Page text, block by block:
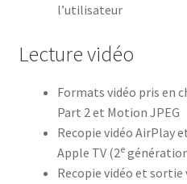
l’utilisateur
Lecture vidéo
Formats vidéo pris en
Part 2 et Motion JPEG
Recopie vidéo AirPlay
Apple TV (2e
Recopie vidéo et sortie